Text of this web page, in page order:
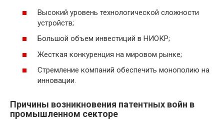
Высокий уровень технологической сложности
устройств;
Большой объем инвестиций в НИОКР;
Жесткая конкуренция на мировом рынке;
Стремление компаний обеспечить монополию на
инновации.
Причины возникновения патентных войн в
промышленном секторе